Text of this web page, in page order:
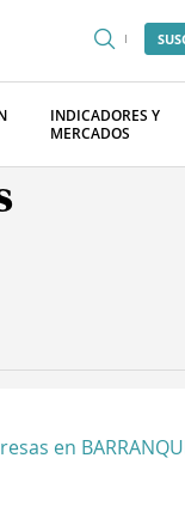
INDICADORES Y
MERCADOS
en